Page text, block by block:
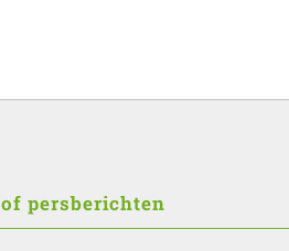
of persberichten